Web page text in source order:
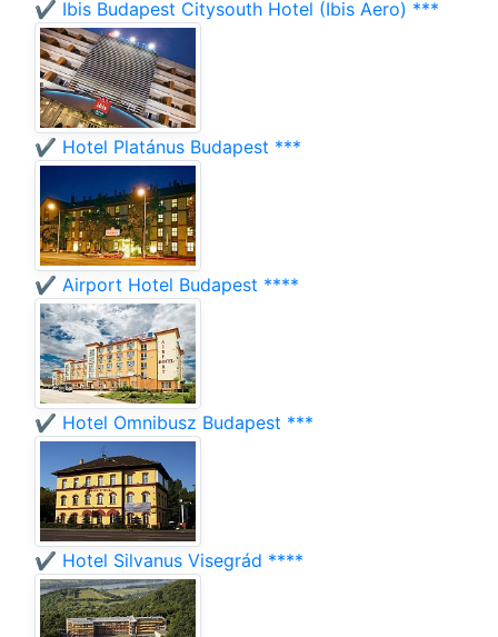
✔️ Ibis Budapest Citysouth Hotel (Ibis Aero) ***
✔️ Hotel Platánus Budapest ***
✔️ Airport Hotel Budapest ****
✔️ Hotel Omnibusz Budapest ***
✔️ Hotel Silvanus Visegrád ****